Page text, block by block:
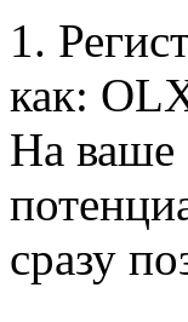
1.
как:
На ваше
сразу